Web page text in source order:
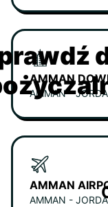
AMMAN
AMMAN -
AMMAN
AMMAN -